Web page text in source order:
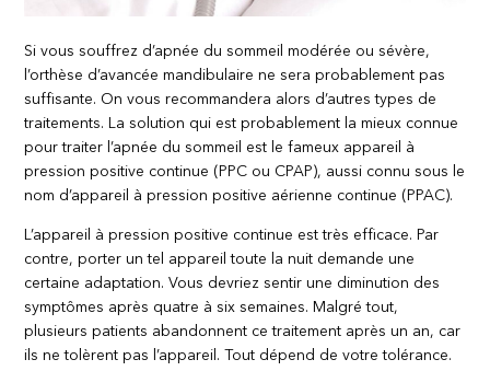
Si vous souffrez d’apnée du sommeil modérée ou sévère,
l’orthèse d’avancée mandibulaire ne sera probablement pas
suffisante. On vous recommandera alors d’autres types de
traitements. La solution qui est probablement la mieux connue
pour traiter l’apnée du sommeil est le fameux appareil à
pression positive continue (PPC ou CPAP), aussi connu sous le
nom d’appareil à pression positive aérienne continue (PPAC).
L’appareil à pression positive continue est très efficace. Par
contre, porter un tel appareil toute la nuit demande une
certaine adaptation. Vous devriez sentir une diminution des
symptômes après quatre à six semaines. Malgré tout,
plusieurs patients abandonnent ce traitement après un an, car
ils ne tolèrent pas l’appareil. Tout dépend de votre tolérance.